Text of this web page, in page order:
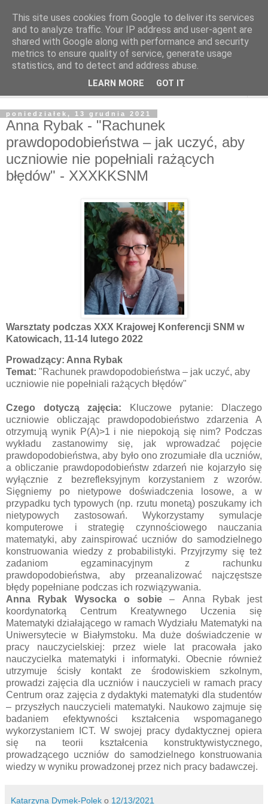
poniedziałek, 13 grudnia 2021
Anna Rybak - "Rachunek
prawdopodobieństwa – jak uczyć, aby
uczniowie nie popełniali rażących
błędów" - XXXKKSNM
Warsztaty podczas XXX Krajowej Konferencji SNM w
Katowicach, 11-14 lutego 2022
Prowadzący: Anna Rybak
Temat: "Rachunek prawdopodobieństwa – jak uczyć, aby
uczniowie nie popełniali rażących błędów"
Czego dotyczą zajęcia:
Kluczowe pytanie: Dlaczego
uczniowie obliczając prawdopodobieństwo zdarzenia A
otrzymują wynik P(A)>1 i nie niepokoją się nim? Podczas
wykładu zastanowimy się, jak wprowadzać pojęcie
prawdopodobieństwa, aby było ono zrozumiałe dla uczniów,
a obliczanie prawdopodobieństw zdarzeń nie kojarzyło się
wyłącznie z bezrefleksyjnym korzystaniem z wzorów.
Sięgniemy po nietypowe doświadczenia losowe, a w
przypadku tych typowych (np. rzutu monetą) poszukamy ich
nietypowych zastosowań. Wykorzystamy symulacje
komputerowe i strategię czynnościowego nauczania
matematyki, aby zainspirować uczniów do samodzielnego
konstruowania wiedzy z probabilistyki. Przyjrzymy się też
zadaniom egzaminacyjnym z rachunku
prawdopodobieństwa, aby przeanalizować najczęstsze
błędy popełniane podczas ich rozwiązywania.
Anna Rybak Wysocka o sobie – Anna Rybak jest
koordynatorką Centrum Kreatywnego Uczenia się
Matematyki działającego w ramach Wydziału Matematyki na
Uniwersytecie w Białymstoku. Ma duże doświadczenie w
pracy nauczycielskiej: przez wiele lat pracowała jako
nauczycielka matematyki i informatyki. Obecnie również
utrzymuje ścisły kontakt ze środowiskiem szkolnym,
prowadzi zajęcia dla uczniów i nauczycieli w ramach pracy
Centrum oraz zajęcia z dydaktyki matematyki dla studentów
– przyszłych nauczycieli matematyki. Naukowo zajmuje się
badaniem efektywności kształcenia wspomaganego
wykorzystaniem ICT. W swojej pracy dydaktycznej opiera
się na teorii kształcenia konstruktywistycznego,
prowadzącego uczniów do samodzielnego konstruowania
wiedzy w wyniku prowadzonej przez nich pracy badawczej.
Katarzyna Dymek-Polek o 12/13/2021
This site uses cookies from Google to deliver its services
and to analyze traffic. Your IP address and user-agent are
shared with Google along with performance and security
metrics to ensure quality of service, generate usage
statistics, and to detect and address abuse.
LEARN MORE GOT IT